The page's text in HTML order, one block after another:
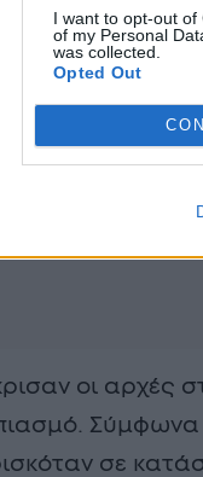
I want to opt-out of
of my Personal
was collected.
Opted Out
οι αρχές
σε